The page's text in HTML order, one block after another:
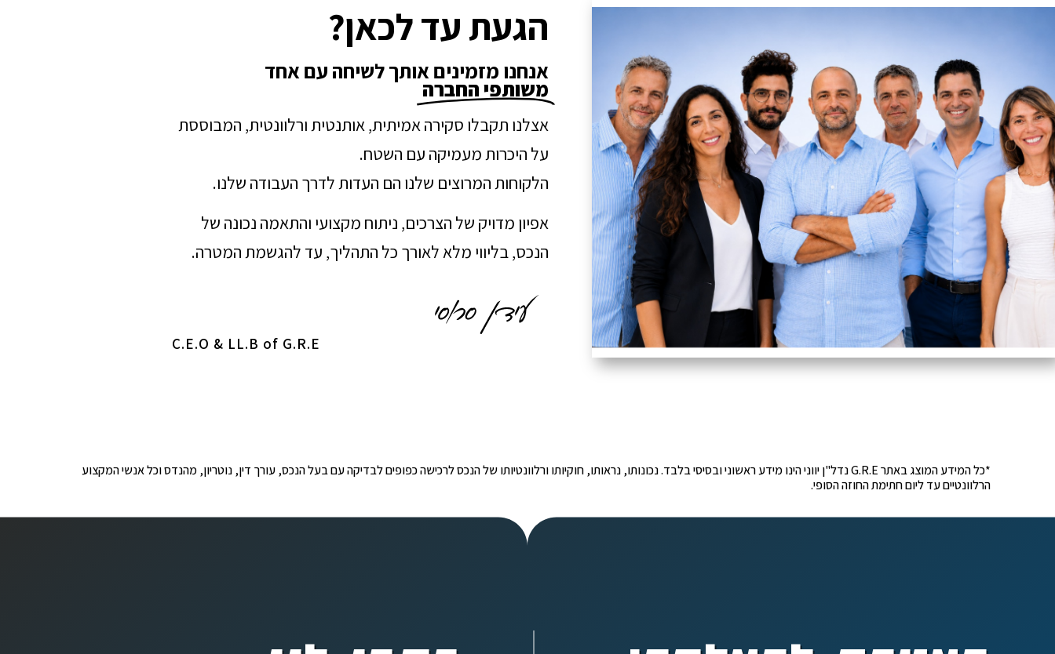
הגעת עד לכאן?
אנחנו מזמינים אותך לשיחה עם אחד
משותפי החברה
אצלנו תקבלו סקירה אמיתית, אותנטית ורלוונטית, המבוססת
על היכרות מעמיקה עם השטח.
הלקוחות המרוצים שלנו הם העדות לדרך העבודה שלנו.
אפיון מדויק של הצרכים, ניתוח מקצועי והתאמה נכונה של
הנכס, בליווי מלא לאורך כל התהליך, עד להגשמת המטרה.
C.E.O & LL.B of G.R.E
*כל המידע המוצג באתר G.R.E נדל"ן יווני הינו מידע ראשוני ובסיסי בלבד. נכונותו, נראותו, חוקיותו ורלוונטיותו של הנכס לרכישה כפופים לבדיקה עם בעל הנכס, עורך דין, נוטריון, מהנדס וכל אנשי המקצוע
הרלוונטיים עד ליום חתימת החוזה הסופי.